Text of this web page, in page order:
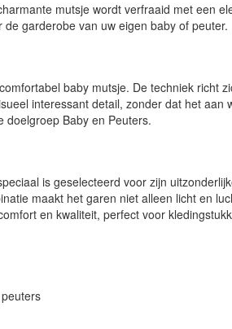
mutsje wordt verfraaid met een
garderobe van uw eigen baby of peuter.
baby mutsje. De techniek richt
interessant detail, zonder dat het
doelgroep Baby en Peuters.
is geselecteerd voor zijn
maakt het garen niet alleen licht en
en kwaliteit, perfect voor